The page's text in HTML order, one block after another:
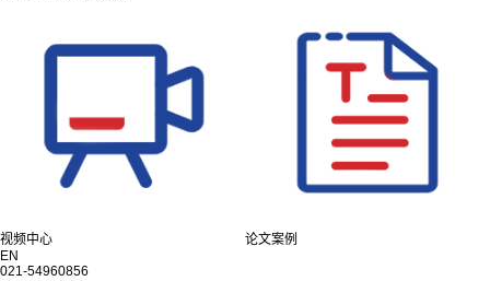
视频中心
论文案例
EN
021-54960856